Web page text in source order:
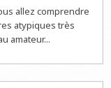
allez comprendre
atypiques très
amateur...